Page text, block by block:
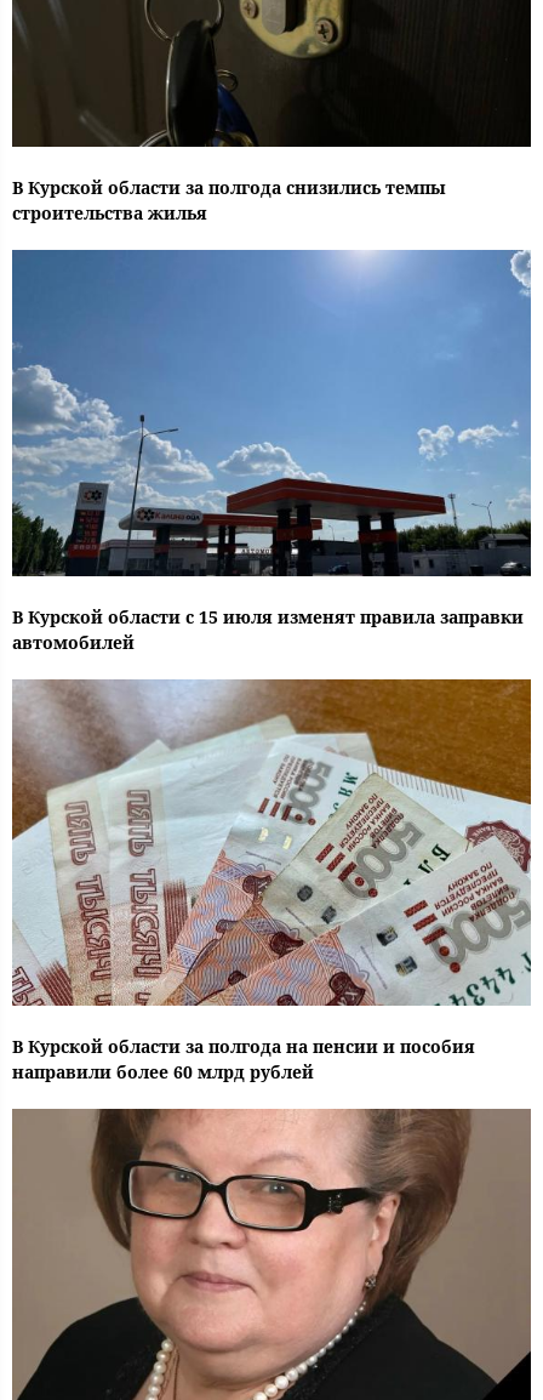
В Курской области за полгода снизились темпы
строительства жилья
В Курской области с 15 июля изменят правила заправки
автомобилей
В Курской области за полгода на пенсии и пособия
направили более 60 млрд рублей